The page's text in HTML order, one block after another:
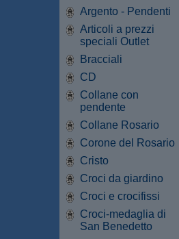
Argento - Pendenti
Articoli a prezzi
speciali Outlet
Bracciali
CD
Collane con
pendente
Collane Rosario
Corone del Rosario
Cristo
Croci da giardino
Croci e crocifissi
Croci-medaglia di
San Benedetto